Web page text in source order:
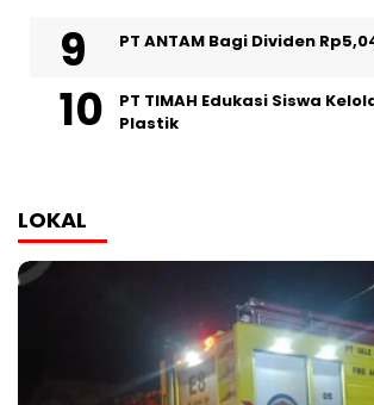
PT ANTAM Bagi Dividen
PT TIMAH Edukasi Siswa
Plastik
LOKAL